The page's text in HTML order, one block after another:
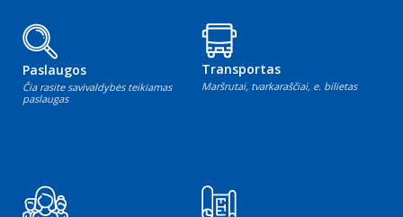
Paslaugos
Čia rasite savivaldybės teikiamas
paslaugas
Transportas
Maršrutai, tvarkaraščiai, e. bilietas